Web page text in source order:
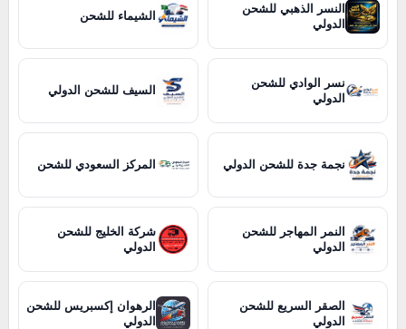
النسر الذهبي للشحن
الدولي
الشيماء للشحن
نسر الوادي للشحن
الدولي
السيف للشحن الدولي
نجمة جدة للشحن الدولي المركز السعودي للشحن
النمر المهاجر للشحن
الدولي
شركة الخليج للشحن
الدولي
الصقر السريع للشحن
الدولي
الرهوان إكسبريس للشحن
الدولي